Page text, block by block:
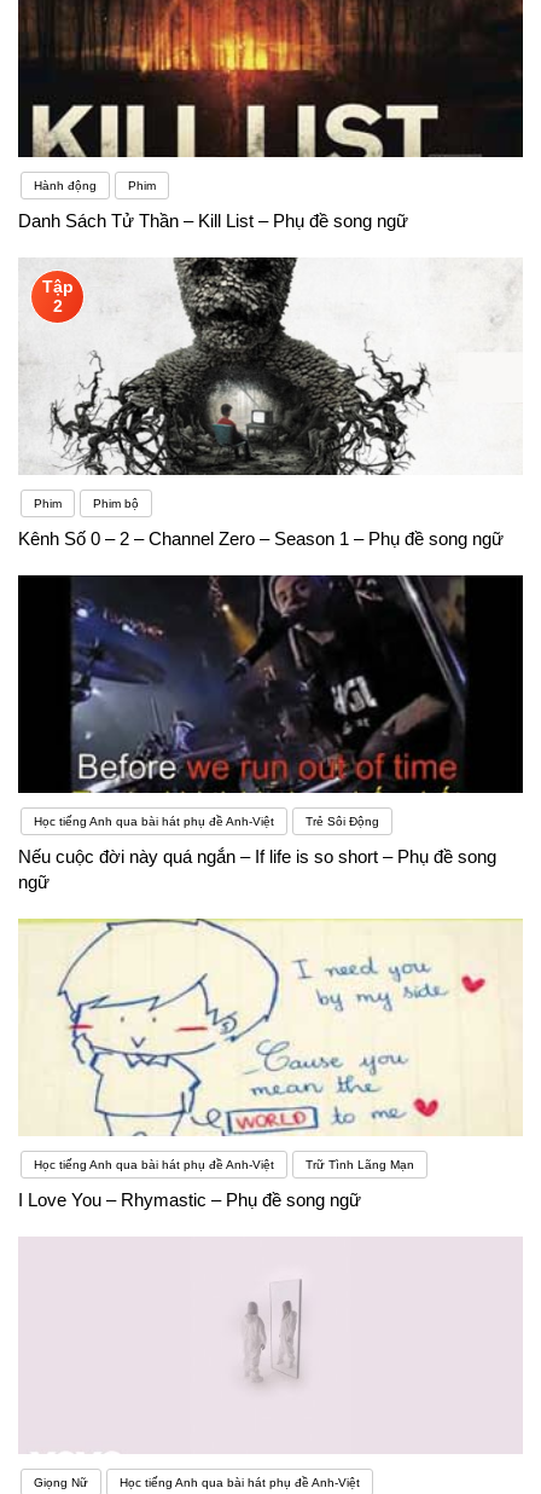
Hành động Phim
Danh Sách Tử Thần – Kill List – Phụ đề song ngữ
Tập
2
Phim Phim bộ
Kênh Số 0 – 2 – Channel Zero – Season 1 – Phụ đề song ngữ
Học tiếng Anh qua bài hát phụ đề Anh-Việt Trẻ Sôi Động
Nếu cuộc đời này quá ngắn – If life is so short – Phụ đề song
ngữ
Học tiếng Anh qua bài hát phụ đề Anh-Việt Trữ Tình Lãng Mạn
I Love You – Rhymastic – Phụ đề song ngữ
Giọng Nữ Học tiếng Anh qua bài hát phụ đề Anh-Việt